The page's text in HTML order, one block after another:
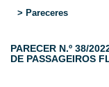
> Pareceres
PARECER N.º 38/
DE PASSAGEIROS